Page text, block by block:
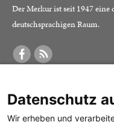
Der Merkur ist seit 1947
deutschsprachigen Raum.
Was ist der Merkur?
Herausgeber /
Alle
Datenschutz
Wir erheben und